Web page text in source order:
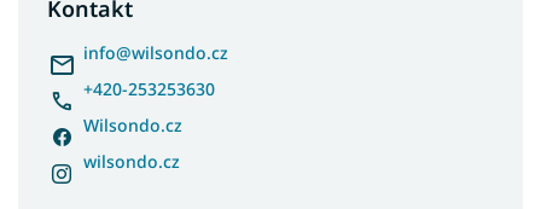
Kontakt
info@wilsondo.cz
+420-253253630
Wilsondo.cz
wilsondo.cz